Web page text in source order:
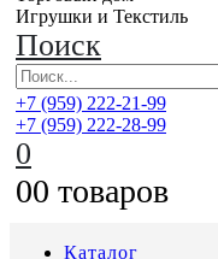
Игрушки и Текстиль
Поиск
+7 (959) 222-21-99
+7 (959) 222-28-99
0
00 товаров
Каталог